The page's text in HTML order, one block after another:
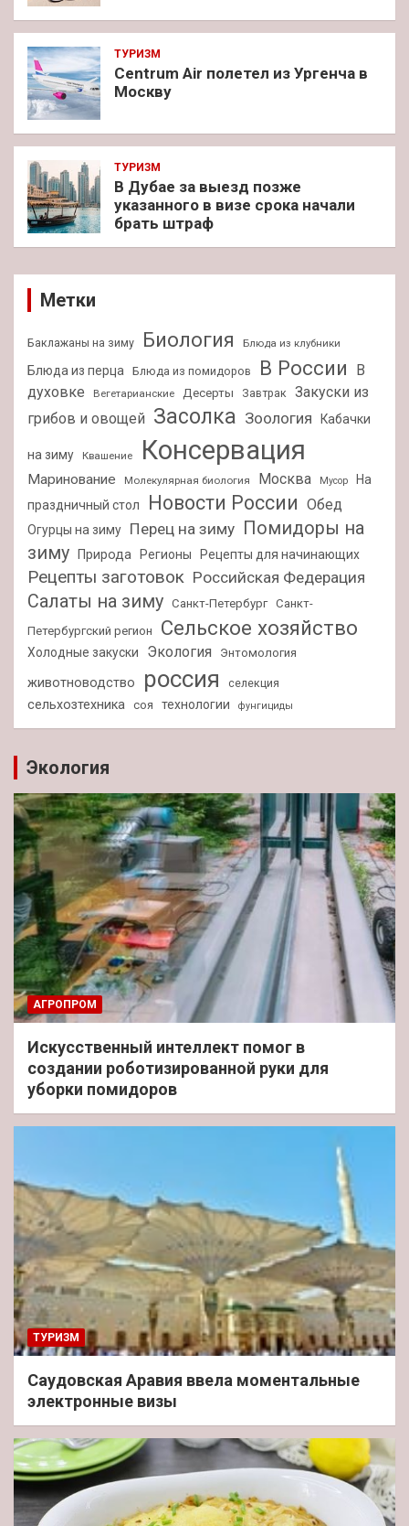
ТУРИЗМ
Centrum Air полетел из Ургенча в
Москву
ТУРИЗМ
В Дубае за выезд позже
указанного в визе срока начали
брать штраф
Метки
Баклажаны на зиму Биология Блюда из клубники
Блюда из перца Блюда из помидоров В России
В
духовке
Вегетарианские Десерты Завтрак Закуски из
грибов и овощей Засолка Зоология Кабачки
на зиму Квашение Консервация
Маринование Молекулярная биология Москва Мусор
На
праздничный стол
Новости России Обед
Огурцы на зиму Перец на зиму Помидоры на
зиму
Природа Регионы Рецепты для начинающих
Рецепты заготовок Российская Федерация
Салаты на зиму Санкт-Петербург Санкт-
Петербургский регион
Сельское хозяйство
Холодные закуски Экология Энтомология
животноводство россия селекция
сельхозтехника соя технологии фунгициды
Экология
АГРОПРОМ
Искусственный интеллект помог в
создании роботизированной руки для
уборки помидоров
ТУРИЗМ
Саудовская Аравия ввела моментальные
электронные визы